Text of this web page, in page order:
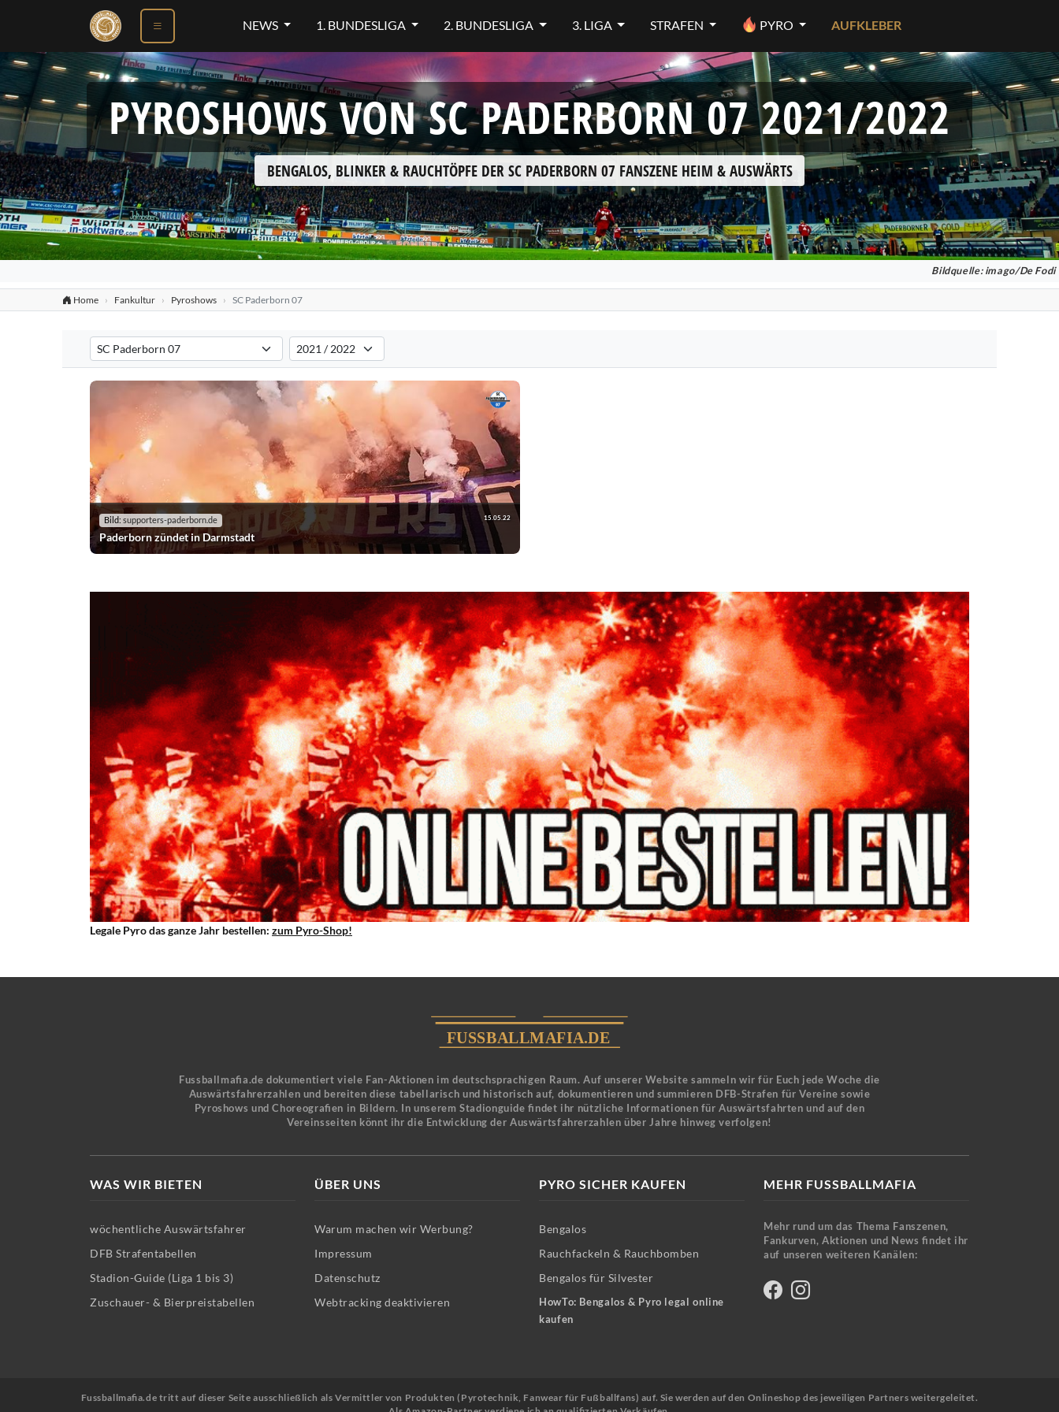
NEWS 1. BUNDESLIGA 2. BUNDESLIGA 3. LIGA STRAFEN PYRO AUFKLEBER
PYROSHOWS VON SC PADERBORN 07 2021/2022
BENGALOS, BLINKER & RAUCHTÖPFE DER SC PADERBORN 07 FANSZENE HEIM & AUSWÄRTS
Bildquelle: imago/De Fodi
Home Fankultur Pyroshows SC Paderborn 07
Verein auswählen
Filtert die Pyroshows nach dem ausgewählten Verein. Standard: alle Vereine anzeigen.
Saison auswählen
Filtert die Pyroshows nach der ausgewählten Saison. Standard: alle Saisons anzeigen.
Bild: supporters-paderborn.de 15.05.22
Paderborn zündet in Darmstadt
Legale Pyro das ganze Jahr bestellen: zum Pyro-Shop!
Fussballmafia.de dokumentiert viele Fan-Aktionen im deutschsprachigen Raum. Auf unserer Website sammeln wir für Euch jede Woche die
Auswärtsfahrerzahlen und bereiten diese tabellarisch und historisch auf, dokumentieren und summieren DFB-Strafen für Vereine sowie
Pyroshows und Choreografien in Bildern. In unserem Stadionguide findet ihr nützliche Informationen für Auswärtsfahrten und auf den
Vereinsseiten könnt ihr die Entwicklung der Auswärtsfahrerzahlen über Jahre hinweg verfolgen!
WAS WIR BIETEN
wöchentliche Auswärtsfahrer
DFB Strafentabellen
Stadion-Guide (Liga 1 bis 3)
Zuschauer- & Bierpreistabellen
ÜBER UNS
Warum machen wir Werbung?
Impressum
Datenschutz
Webtracking deaktivieren
PYRO SICHER KAUFEN
Bengalos
Rauchfackeln & Rauchbomben
Bengalos für Silvester
HowTo: Bengalos & Pyro legal online
kaufen
MEHR FUSSBALLMAFIA
Mehr rund um das Thema Fanszenen,
Fankurven, Aktionen und News findet ihr
auf unseren weiteren Kanälen:
Fussballmafia.de tritt auf dieser Seite ausschließlich als Vermittler von Produkten (Pyrotechnik, Fanwear für Fußballfans) auf. Sie werden auf den Onlineshop des jeweiligen Partners weitergeleitet.